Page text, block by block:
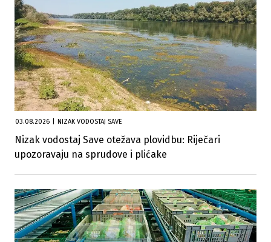
03.08.2026 NIZAK VODOSTAJ SAVE
Nizak vodostaj Save otežava plovidbu: Riječari
upozoravaju na sprudove i plićake